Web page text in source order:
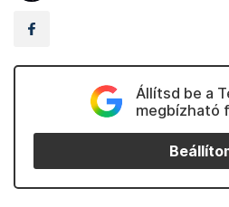
Állítsd be a
megbízható